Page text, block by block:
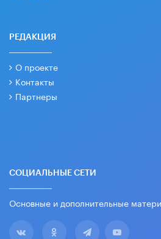
РЕДАКЦИЯ
О проекте
Контакты
Партнеры
СОЦИАЛЬНЫЕ СЕТИ
Основные и дополнительные